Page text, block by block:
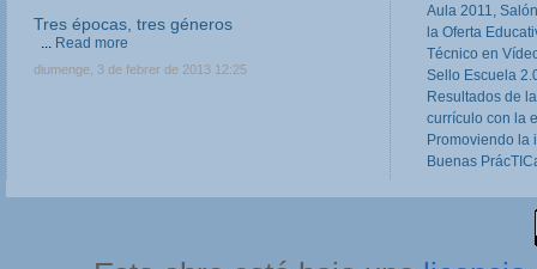
Tres épocas, tres géneros
... Read more
diumenge, 3 de febrer de 2013 12:25
III Jornadas de movilidad europea en
Formación Profesional
Las III Jornadas Erasmus y Leonardo en
Formación Profesional, dirigidas a equipos
Aula 2011,
la Oferta
Técnico en
Sello Escuela
Resultados de
currículo con la
Promoviendo la
Buenas